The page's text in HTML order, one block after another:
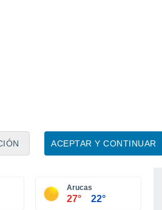
ACEPTAR Y CONTINUAR
Arucas
27° 22°